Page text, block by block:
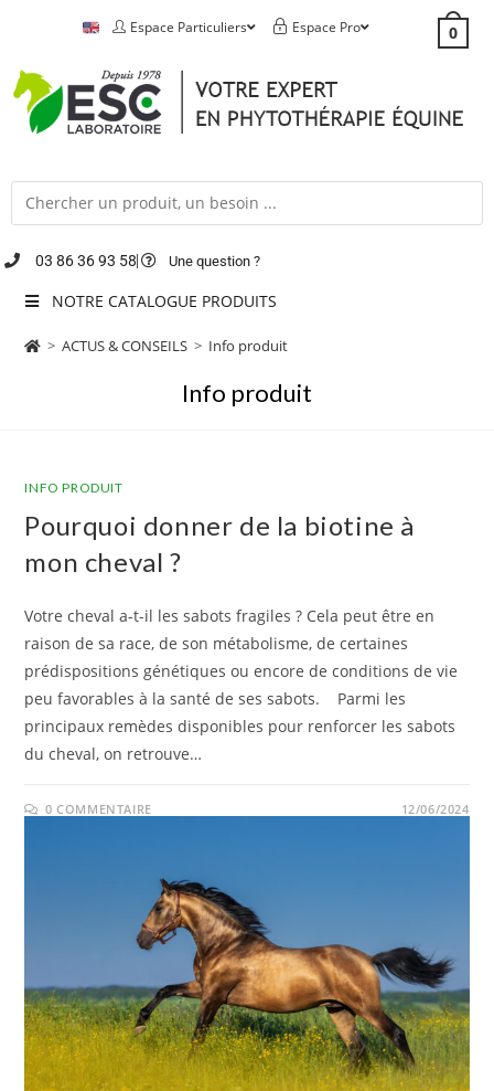
Espace Particuliers Espace Pro 0
03 86 36 93 58 Une question ?
NOTRE CATALOGUE PRODUITS
> ACTUS & CONSEILS > Info produit
Info produit
INFO PRODUIT
Pourquoi donner de la biotine à
mon cheval ?
Votre cheval a-t-il les sabots fragiles ? Cela peut être en
raison de sa race, de son métabolisme, de certaines
prédispositions génétiques ou encore de conditions de vie
peu favorables à la santé de ses sabots. Parmi les
principaux remèdes disponibles pour renforcer les sabots
du cheval, on retrouve…
0 COMMENTAIRE 12/06/2024